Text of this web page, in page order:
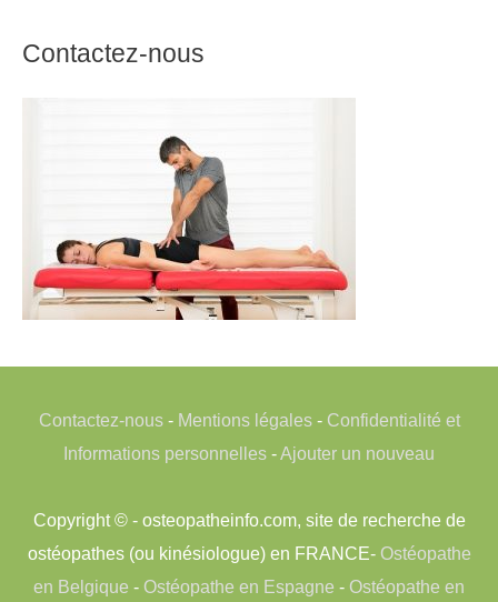
Contactez-nous
Contactez-nous- Mentions légales- Confidentialité et
Informations personnelles -Ajouter un nouveau
Copyright © - osteopatheinfo.com, site de recherche de
ostéopathes (ou kinésiologue) en FRANCE- Ostéopathe
en Belgique - Ostéopathe en Espagne - Ostéopathe en